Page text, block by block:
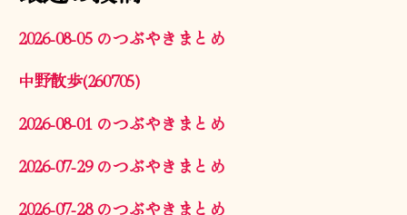
2026-08-05 のつぶやきまとめ
中野散歩(260705)
2026-08-01 のつぶやきまとめ
2026-07-29 のつぶやきまとめ
2026-07-28 のつぶやきまとめ